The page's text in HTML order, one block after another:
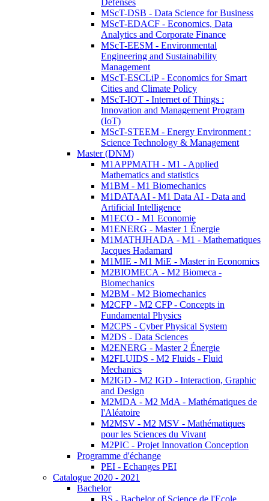
Defenses
MScT-DSB - Data Science for Business
MScT-EDACF - Economics, Data
Analytics and Corporate Finance
MScT-EESM - Environmental
Engineering and Sustainability
Management
MScT-ESCLiP - Economics for Smart
Cities and Climate Policy
MScT-IOT - Internet of Things :
Innovation and Management Program
(IoT)
MScT-STEEM - Energy Environment :
Science Technology & Management
Master (DNM)
M1APPMATH - M1 - Applied
Mathematics and statistics
M1BM - M1 Biomechanics
M1DATAAI - M1 Data AI - Data and
Artificial Intelligence
M1ECO - M1 Economie
M1ENERG - Master 1 Énergie
M1MATHJHADA - M1 - Mathematiques
Jacques Hadamard
M1MIE - M1 MiE - Master in Economics
M2BIOMECA - M2 Biomeca -
Biomechanics
M2BM - M2 Biomechanics
M2CFP - M2 CFP - Concepts in
Fundamental Physics
M2CPS - Cyber Physical System
M2DS - Data Sciences
M2ENERG - Master 2 Énergie
M2FLUIDS - M2 Fluids - Fluid
Mechanics
M2IGD - M2 IGD - Interaction, Graphic
and Design
M2MDA - M2 MdA - Mathématiques de
l'Aléatoire
M2MSV - M2 MSV - Mathématiques
pour les Sciences du Vivant
M2PIC - Projet Innovation Conception
Programme d'échange
PEI - Echanges PEI
Catalogue 2020 - 2021
Bachelor
BS - Bachelor of Science de l'Ecole